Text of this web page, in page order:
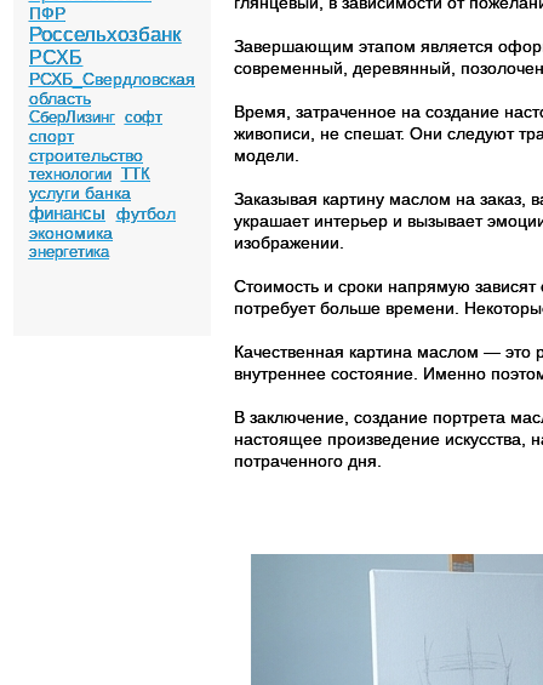
ПФР
Россельхозбанк
РСХБ
РСХБ_Свердловская
область
СберЛизинг софт
спорт
строительство
технологии ТТК
услуги банка
финансы
футбол
экономика
энергетика
Завершающим этапом является
современный, деревянный,
Время, затраченное на создание
живописи, не спешат. Они следуют
модели.
Заказывая картину маслом на заказ,
украшает интерьер и вызывает
изображении.
Стоимость и сроки напрямую
потребует больше времени.
Качественная картина маслом — это
внутреннее состояние. Именно
В заключение, создание портрета
настоящее произведение искусства,
потраченного дня.